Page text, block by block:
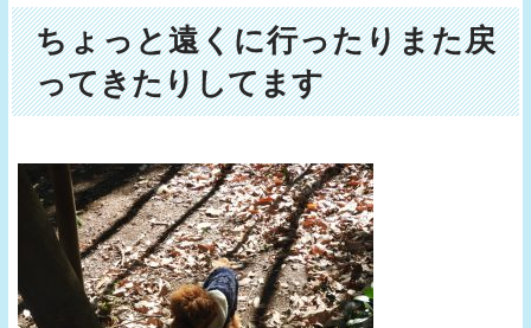
ちょっと遠くに行ったりまた戻
ってきたりしてます